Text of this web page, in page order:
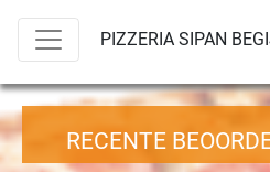
PIZZERIA SIPAN
RECENTE